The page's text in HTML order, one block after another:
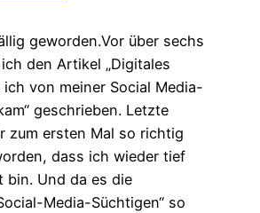
geworden.Vor über sechs
den Artikel „Digitales
ich von meiner Social Media-
geschrieben. Letzte
zum ersten Mal so richtig
dass ich wieder tief
bin. Und da es die
Media-Süchtigen“ so